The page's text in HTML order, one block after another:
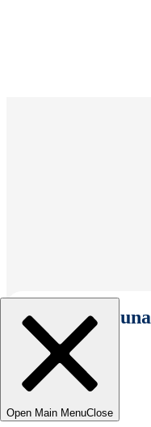
Seleccionar
Open Main MenuClose